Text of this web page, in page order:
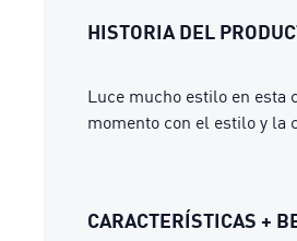
HISTORIA DEL
Luce mucho estilo en esta
momento con el estilo y la
CARACTERÍSTICAS +